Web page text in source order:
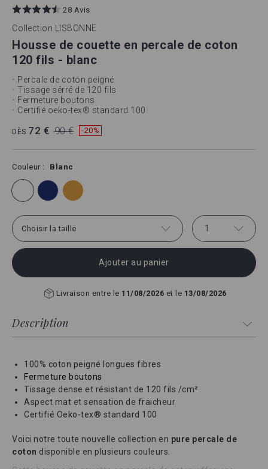
28 Avis
Collection LISBONNE
Housse de couette en percale de coton
120 fils - blanc
• Percale de coton peigné
• Tissage sérré de 120 fils
• Fermeture boutons
• Certifié oeko-tex® standard 100
DÈS 72 € 90 € -20%
Couleur Blanc
Choisir la taille 1
Ajouter au panier
Livraison entre le 11/08/2026 et le 13/08/2026
Description
100% coton peigné longues fibres
Fermeture boutons
Tissage dense et résistant de 120 fils /cm²
Aspect mat et sensation de fraicheur
Certifié Oeko-tex® standard 100
Voici notre toute nouvelle collection en pure percale de
coton disponible en plusieurs couleurs.
to
the
beginning
the
images
gallery